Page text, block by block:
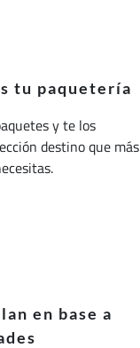
tu paquetería
y te los
destino que más
en base a